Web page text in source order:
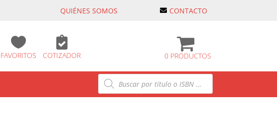
QUIÉNES SOMOS CONTACTO

FAVORITOS

COTIZADOR 0 PRODUCTOS
Búsqueda
de
productos